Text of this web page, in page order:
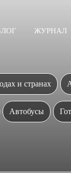
ЖУРНАЛ
и странах
Автобусы